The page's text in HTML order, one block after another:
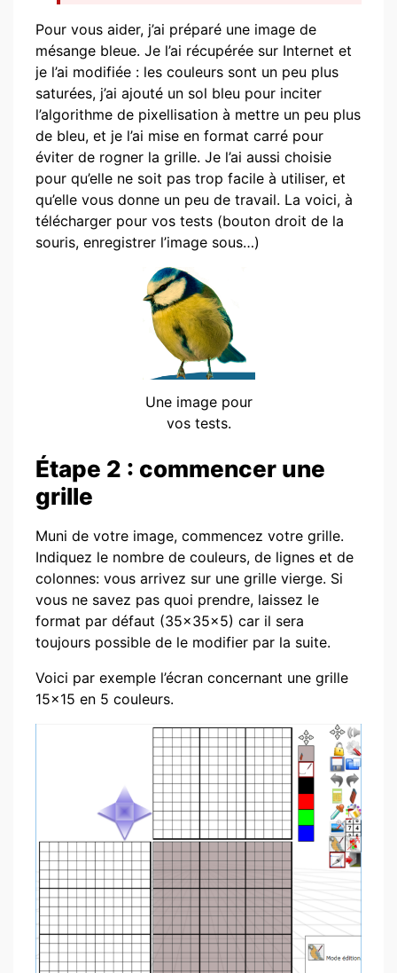
Pour vous aider, j’ai préparé une image de
mésange bleue. Je l’ai récupérée sur Internet et
je l’ai modifiée : les couleurs sont un peu plus
saturées, j’ai ajouté un sol bleu pour inciter
l’algorithme de pixellisation à mettre un peu plus
de bleu, et je l’ai mise en format carré pour
éviter de rogner la grille. Je l’ai aussi choisie
pour qu’elle ne soit pas trop facile à utiliser, et
qu’elle vous donne un peu de travail. La voici, à
télécharger pour vos tests (bouton droit de la
souris, enregistrer l’image sous…)
Une image pour
vos tests.
Étape 2 : commencer une
grille
Muni de votre image, commencez votre grille.
Indiquez le nombre de couleurs, de lignes et de
colonnes: vous arrivez sur une grille vierge. Si
vous ne savez pas quoi prendre, laissez le
format par défaut (35x35x5) car il sera
toujours possible de le modifier par la suite.
Voici par exemple l’écran concernant une grille
15×15 en 5 couleurs.